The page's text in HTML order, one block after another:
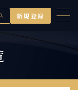
新規登録